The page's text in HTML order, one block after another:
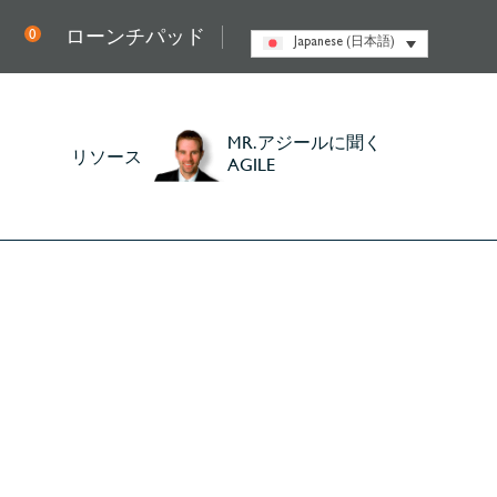
0 ローンチパッド Japanese (日本語)
リソース
MR.アジールに聞く
AGILE